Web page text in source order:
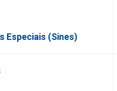
Especiais (Sines)